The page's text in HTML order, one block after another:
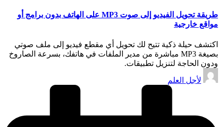
طريقة تحويل الفيديو إلى صوت MP3 على الهاتف بدون برامج أو
مواقع خارجية
اكتشف حيلة ذكية تتيح لك تحويل أي مقطع فيديو إلى ملف صوتي
بصيغة MP3 مباشرة من مدير الملفات في هاتفك، بسرعة الصاروخ
ودون الحاجة لتنزيل تطبيقات.
تمّ
النشرلأجل العلم